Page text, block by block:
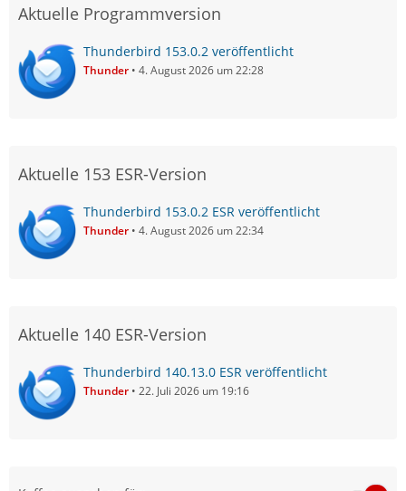
Aktuelle Programmversion
Thunderbird 153.0.2 veröffentlicht
Thunder 4. August 2026 um 22:28
Aktuelle 153 ESR-Version
Thunderbird 153.0.2 ESR veröffentlicht
Thunder 4. August 2026 um 22:34
Aktuelle 140 ESR-Version
Thunderbird 140.13.0 ESR veröffentlicht
Thunder 22. Juli 2026 um 19:16